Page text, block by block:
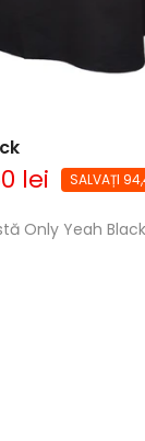
lei SALVAȚI
Only Yeah